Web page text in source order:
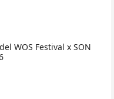
WOS Festival x SON